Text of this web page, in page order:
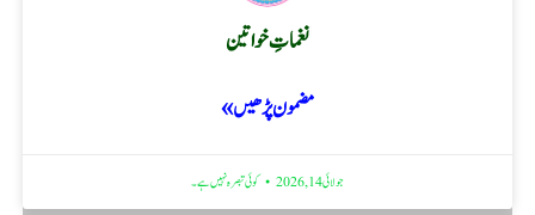
نغماتِ خواتین
مضمون پڑھیں »
جولائی 14, 2026 کوئی تبصرہ نہیں ہے۔